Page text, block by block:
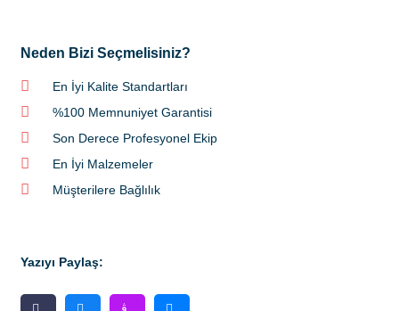
Neden Bizi Seçmelisiniz?
En İyi Kalite Standartları
%100 Memnuniyet Garantisi
Son Derece Profesyonel Ekip
En İyi Malzemeler
Müşterilere Bağlılık
Yazıyı Paylaş: